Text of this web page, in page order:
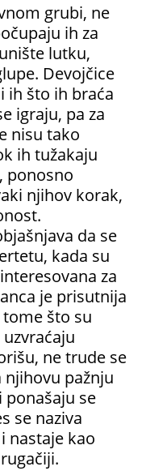
grubi, ne
ih za
lutku,
Devojčice
ih što ih braća
igraju, pa za
nisu tako
ih tužakaju
ponosno
njihov korak,
da se
kada su
za
je prisutnija
što su
ne trude se
njihovu pažnju
ponašaju se
se naziva
nastaje kao